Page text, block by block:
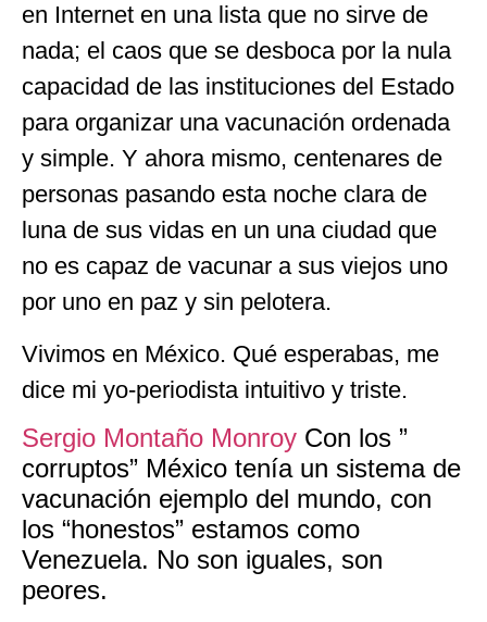
en Internet en una lista que no sirve de
nada; el caos que se desboca por la nula
capacidad de las instituciones del Estado
para organizar una vacunación ordenada
y simple. Y ahora mismo, centenares de
personas pasando esta noche clara de
luna de sus vidas en un una ciudad que
no es capaz de vacunar a sus viejos uno
por uno en paz y sin pelotera.
Vivimos en México. Qué esperabas, me
dice mi yo-periodista intuitivo y triste.
Sergio Montaño Monroy Con los ”
corruptos” México tenía un sistema de
vacunación ejemplo del mundo, con
los “honestos” estamos como
Venezuela. No son iguales, son
peores.